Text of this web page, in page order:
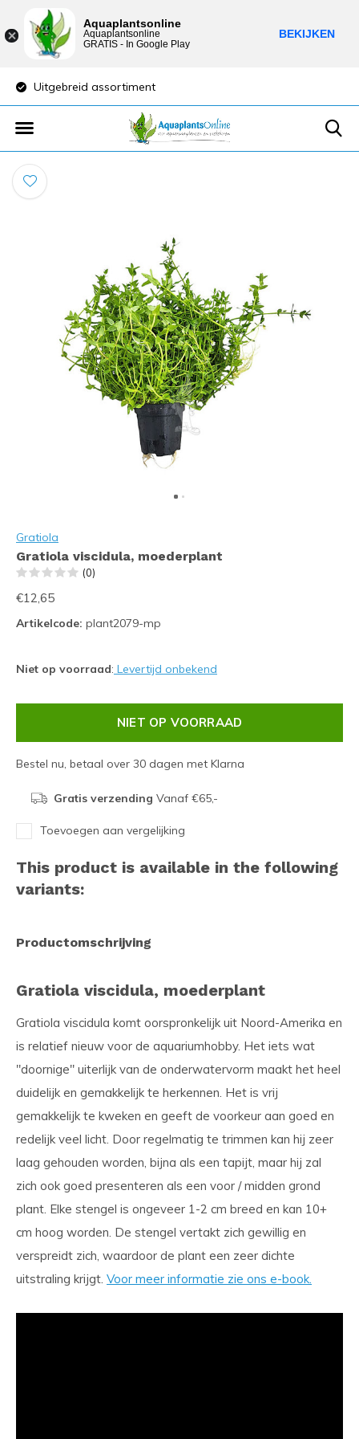
Uitgebreid assortiment
Gratiola
Gratiola viscidula, moederplant
(0)
€12,65
Artikelcode: plant2079-mp
Niet op voorraad: Levertijd onbekend
NIET OP VOORRAAD
Bestel nu, betaal over 30 dagen met Klarna
Gratis verzending Vanaf €65,-
Toevoegen aan vergelijking
This product is available in the following
variants:
Productomschrijving
Gratiola viscidula, moederplant
Gratiola viscidula komt oorspronkelijk uit Noord-Amerika en
is relatief nieuw voor de aquariumhobby. Het iets wat
"doornige" uiterlijk van de onderwatervorm maakt het heel
duidelijk en gemakkelijk te herkennen. Het is vrij
gemakkelijk te kweken en geeft de voorkeur aan goed en
redelijk veel licht. Door regelmatig te trimmen kan hij zeer
laag gehouden worden, bijna als een tapijt, maar hij zal
zich ook goed presenteren als een voor / midden grond
plant. Elke stengel is ongeveer 1-2 cm breed en kan 10+
cm hoog worden. De stengel vertakt zich gewillig en
verspreidt zich, waardoor de plant een zeer dichte
uitstraling krijgt. Voor meer informatie zie ons e-book.
Aquaplantsonline
Aquaplantsonline
GRATIS - In Google Play
BEKIJKEN